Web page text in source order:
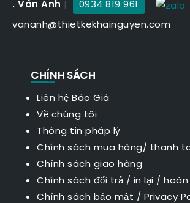
. Vân Anh |
0934 819 961
vananh@thietkekhainguyen.com
CHÍNH SÁCH
Liên hệ Báo Giá
Về chúng tôi
Thông tin pháp lý
Chính sách mua hàng/ thanh
Chính sách giao hàng
Chính sách đổi trả / in lại / hoàn
Chính sách bảo mật / Privacy